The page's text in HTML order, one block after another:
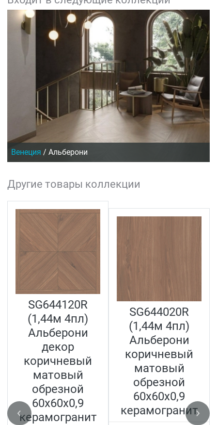
Венеция / Альберони
Другие товары коллекции
SG644120R
(1,44м 4пл)
Альберони
декор
коричневый
матовый
обрезной
60x60x0,9
керамогранит
SG644020R
(1,44м 4пл)
Альберони
коричневый
матовый
обрезной
60x60x0,9
керамогранит